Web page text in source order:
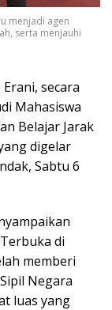
menjadi agen
serta menjauhi
secara
Mahasiswa
Belajar Jarak
digelar
Sabtu 6
di
memberi
Negara
luas yang